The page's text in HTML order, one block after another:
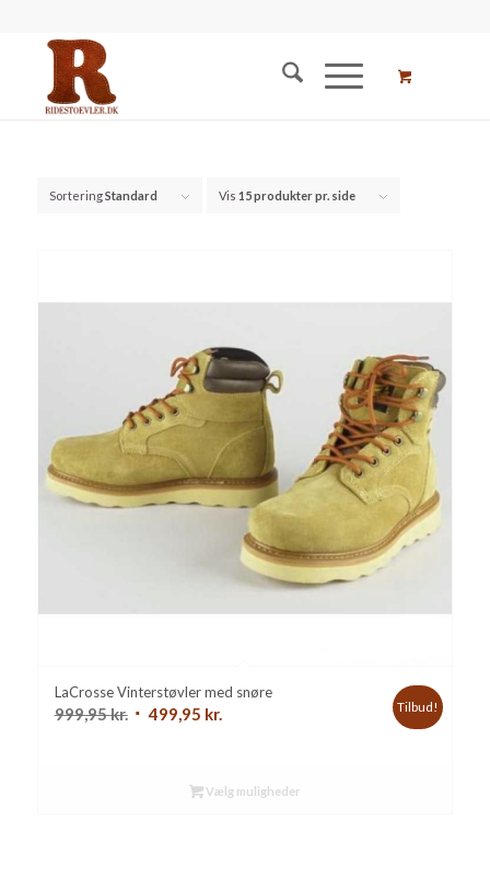
SorteringStandard Vis 15 produkter pr. side
LaCrosse Vinterstøvler med snøre
999,95kr. Den499,95 kr.
er:
Tilbud!
Vælg muligheder